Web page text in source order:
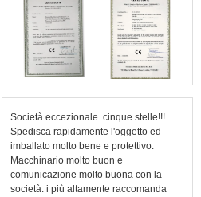
Società eccezionale. cinque stelle!!!
Spedisca rapidamente l'oggetto ed
imballato molto bene e protettivo.
Macchinario molto buon e
comunicazione molto buona con la
società. i più altamente raccomanda